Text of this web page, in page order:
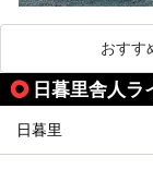
おすす
日暮里舎人ラ
日暮里